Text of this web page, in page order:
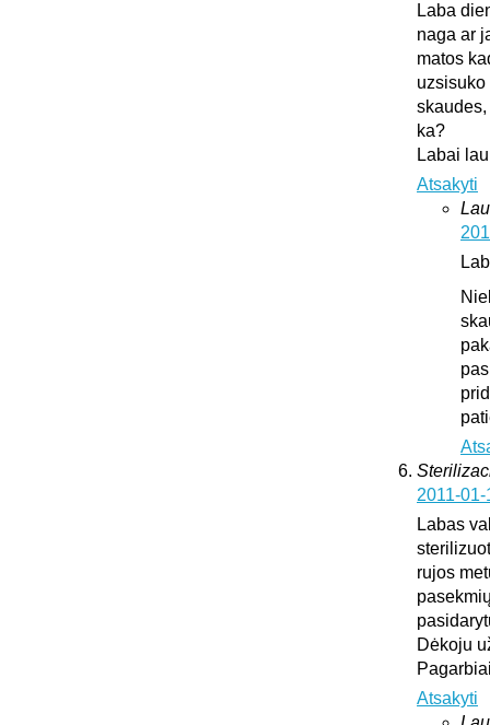
Laba
naga ar
matos
uzsisuko
ka?
Labai
Atsakyti
2011-
Labas
rujos
Dėkoju
Atsakyti